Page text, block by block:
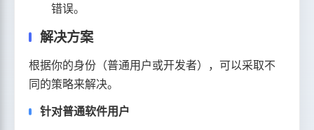
错误。
解决方案
根据你的身份（普通用户或开发者），可以采取不
同的策略来解决。
针对普通软件用户